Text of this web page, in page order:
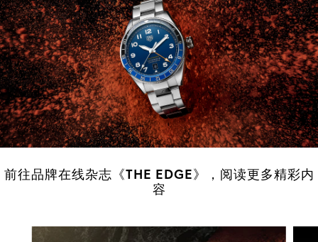
前往品牌在线杂志《THE EDGE》，阅读更多精彩内
容